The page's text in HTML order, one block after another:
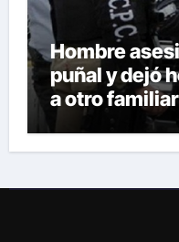
Hombre
puñal y dejó
a otro